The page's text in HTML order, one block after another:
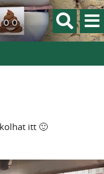
itt 🙂